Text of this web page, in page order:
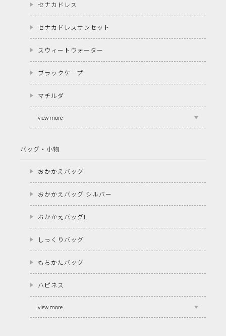
セナカドレス
セナカドレスサンセット
スウィートウォーター
ブラックケープ
マチルダ
view more
バッグ・小物
おかかえバッグ
おかかえバッグ シルバー
おかかえバッグL
しっくりバッグ
もちかたバッグ
ハピネス
view more